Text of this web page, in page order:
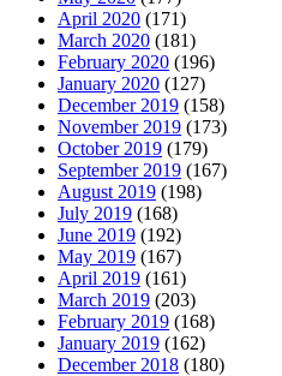
April 2020 (171)
March 2020 (181)
February 2020 (196)
January 2020 (127)
December 2019 (158)
November 2019 (173)
October 2019 (179)
September 2019 (167)
August 2019 (198)
July 2019 (168)
June 2019 (192)
May 2019 (167)
April 2019 (161)
March 2019 (203)
February 2019 (168)
January 2019 (162)
December 2018 (180)